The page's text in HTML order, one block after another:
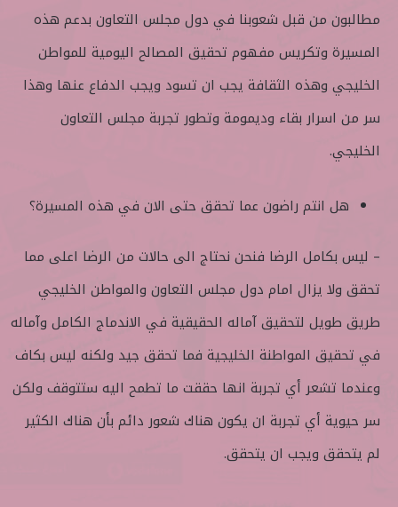
مطالبون من قبل شعوبنا في دول مجلس التعاون بدعم هذه
المسيرة وتكريس مفهوم تحقيق المصالح اليومية للمواطن
الخليجي وهذه الثقافة يجب ان تسود ويجب الدفاع عنها وهذا
سر من اسرار بقاء وديمومة وتطور تجربة مجلس التعاون
الخليجي.
هل انتم راضون عما تحقق حتى الان في هذه المسيرة؟
– ليس بكامل الرضا فنحن نحتاج الى حالات من الرضا اعلى مما
تحقق ولا يزال امام دول مجلس التعاون والمواطن الخليجي
طريق طويل لتحقيق آماله الحقيقية في الاندماج الكامل وآماله
في تحقيق المواطنة الخليجية فما تحقق جيد ولكنه ليس بكاف
وعندما تشعر أي تجربة انها حققت ما تطمح اليه ستتوقف ولكن
سر حيوية أي تجربة ان يكون هناك شعور دائم بأن هناك الكثير
لم يتحقق ويجب ان يتحقق.